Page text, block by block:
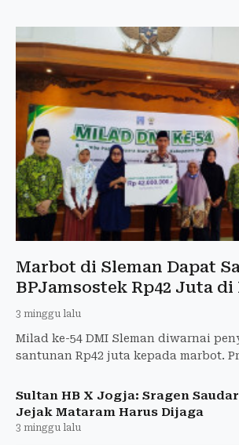
Marbot di Sleman Dapat
BPJamsostek Rp42 Juta
3 minggu lalu
Milad ke-54 DMI Sleman diwarnai
santunan Rp42 juta kepada marbot.
Baznas, BSI, dan Pemkab Slem
Sultan HB X Jogja: Sragen
Jejak Mataram Harus Dijaga
3 minggu lalu